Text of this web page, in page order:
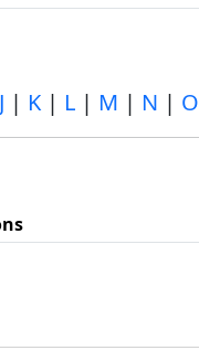
J | K| L| M | N | O